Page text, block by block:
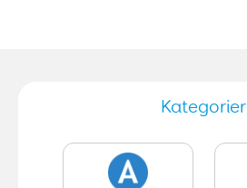
Kategorier